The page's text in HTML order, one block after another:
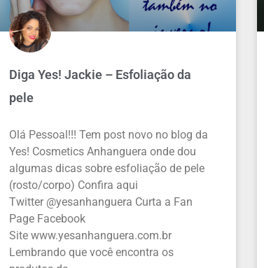
Diga Yes! Jackie – Esfoliação da
pele
Olá Pessoal!!! Tem post novo no blog da
Yes! Cosmetics Anhanguera onde dou
algumas dicas sobre esfoliação de pele
(rosto/corpo) Confira aqui
Twitter @yesanhanguera Curta a Fan
Page Facebook
Site www.yesanhanguera.com.br
Lembrando que você encontra os